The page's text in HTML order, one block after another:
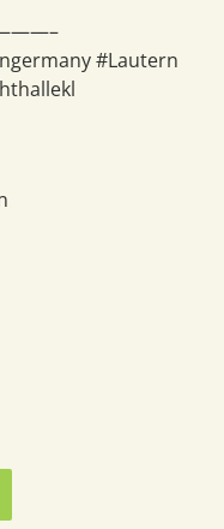
#Lautern